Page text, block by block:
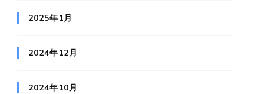
2025年1月
2024年12月
2024年10月